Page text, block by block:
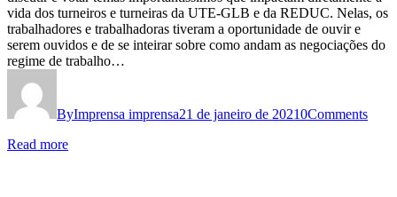
vida dos turneiros e turneiras da UTE-GLB e da REDUC. Nelas, os
trabalhadores e trabalhadoras tiveram a oportunidade de ouvir e
serem ouvidos e de se inteirar sobre como andam as negociações do
regime de trabalho…
ByImprensa imprensa21 de janeiro de 20210Comments
Read more